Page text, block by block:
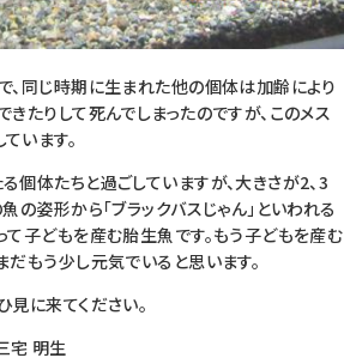
、同じ時期に生まれた他の個体は加齢により
たりして死んでしまったのですが、このメス
います。
個体たちと過ごしていますが、大きさが2、3
の姿形から「ブラックバスじゃん」といわれる
て子どもを産む胎生魚です。もう子どもを産む
だもう少し元気でいると思います。
見に来てください。
宅 明生